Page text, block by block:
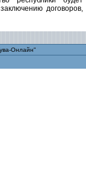
договоров,
Онлайн"